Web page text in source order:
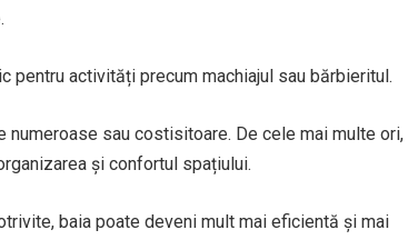
pentru activități precum machiajul sau bărbieritul.
sau costisitoare. De cele mai multe ori,
și confortul spațiului.
baia poate deveni mult mai eficientă și mai